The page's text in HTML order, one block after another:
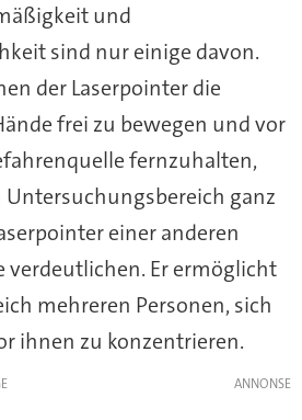
und
sind nur einige davon.
der Laserpointer die
frei zu bewegen und vor
fernzuhalten,
Untersuchungsbereich ganz
einer anderen
verdeutlichen. Er ermöglicht
mehreren Personen, sich
ihnen zu konzentrieren.